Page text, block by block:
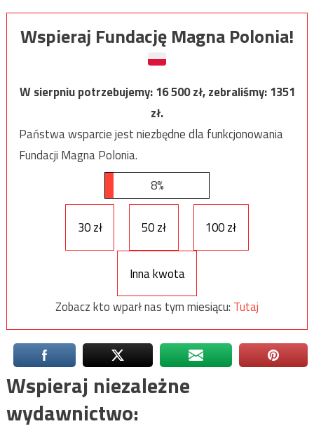
Wspieraj Fundację Magna Polonia!
W sierpniu potrzebujemy:16 500zł, zebraliśmy:1351
zł.
Państwa wsparcie jest niezbędne dla funkcjonowania
Fundacji Magna Polonia.
8%
30 zł 50 zł 100 zł
Inna kwota
Zobacz kto wparł nas tym miesiącu: Tutaj
Wspieraj niezależne
wydawnictwo: